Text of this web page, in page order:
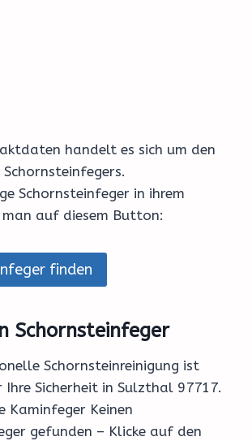
handelt es sich um den
Schornsteinfeger in ihrem
auf diesem Button:
finden
Schornsteinfeger
Schornsteinreinigung ist
Ihre Sicherheit in Sulzthal 97717.
Kaminfeger Keinen
gefunden – Klicke auf den